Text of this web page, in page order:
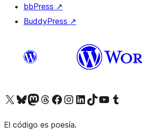
bbPress ↗
BuddyPress ↗
Visita nuestra cuenta de X (anteriormente Twitter)
Visita nuestra cuenta de Bluesky
Visita nuestra cuenta de Mastodon
Visita nuestra cuenta de Threads
Visita nuestra página de Facebook
Visita nuestra cuenta de Instagram
Visita nuestra cuenta de LinkedIn
Visita nuestra cuenta de TikTok
Visita nuestro canal de YouTube
Visita nuestra cuenta de Tumblr
El código es poesía.